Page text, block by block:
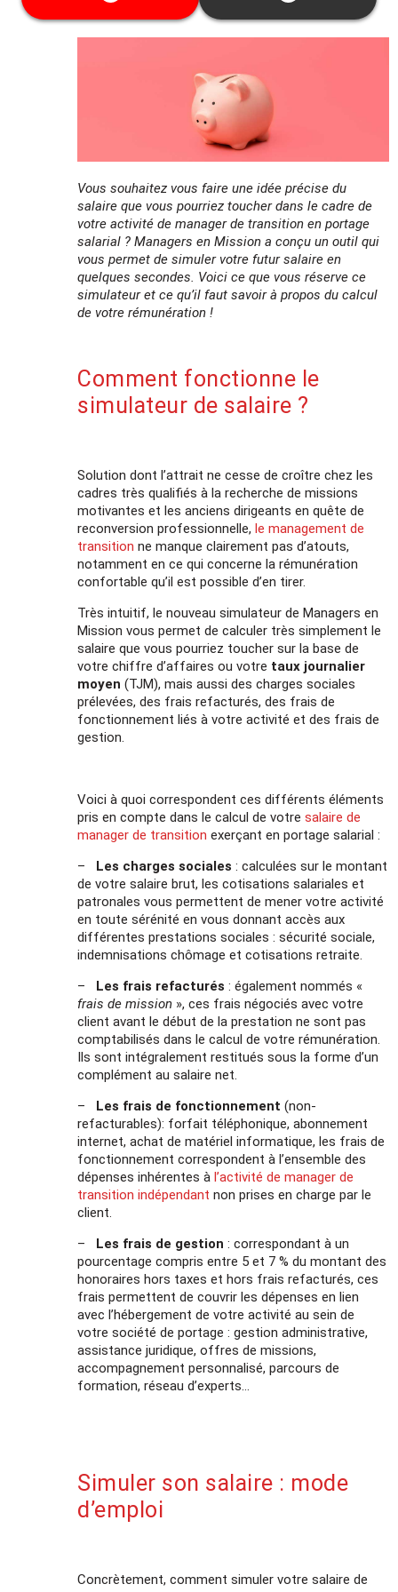
Vous souhaitez vous faire une idée précise du
salaire que vous pourriez toucher dans le cadre de
votre activité de manager de transition en portage
salarial ? Managers en Mission a conçu un outil qui
vous permet de simuler votre futur salaire en
quelques secondes. Voici ce que vous réserve ce
simulateur et ce qu’il faut savoir à propos du calcul
de votre rémunération !
Comment fonctionne le
simulateur de salaire ?
Solution dont l’attrait ne cesse de croître chez les
cadres très qualifiés à la recherche de missions
motivantes et les anciens dirigeants en quête de
reconversion professionnelle,le management de
transition ne manque clairement pas d’atouts,
notamment en ce qui concerne la rémunération
confortable qu’il est possible d’en tirer.
Très intuitif, le nouveau simulateur de Managers en
Mission vous permet de calculer très simplement le
salaire que vous pourriez toucher sur la base de
votre chiffre d’affaires ou votre taux journalier
moyen (TJM), mais aussi des charges sociales
prélevées, des frais refacturés, des frais de
fonctionnement liés à votre activité et des frais de
gestion.
Voici à quoi correspondent ces différents éléments
pris en compte dans le calcul de votresalaire de
manager de transition exerçant en portage salarial :
–
Les charges sociales : calculées sur le montant
de votre salaire brut, les cotisations salariales et
patronales vous permettent de mener votre activité
en toute sérénité en vous donnant accès aux
différentes prestations sociales : sécurité sociale,
indemnisations chômage et cotisations retraite.
–
Les frais refacturés : également nommés «
frais de mission », ces frais négociés avec votre
client avant le début de la prestation ne sont pas
comptabilisés dans le calcul de votre rémunération.
Ils sont intégralement restitués sous la forme d’un
complément au salaire net.
–
Les frais de fonctionnement (non-
refacturables): forfait téléphonique, abonnement
internet, achat de matériel informatique, les frais de
fonctionnement correspondent à l’ensemble des
dépenses inhérentes àl’activité de manager de
transition indépendantnon prises en charge par le
client.
–
Les frais de gestion : correspondant à un
pourcentage compris entre 5 et 7 % du montant des
honoraires hors taxes et hors frais refacturés, ces
frais permettent de couvrir les dépenses en lien
avec l’hébergement de votre activité au sein de
votre société de portage : gestion administrative,
assistance juridique, offres de missions,
accompagnement personnalisé, parcours de
formation, réseau d’experts…
Simuler son salaire : mode
d’emploi
Concrètement, comment simuler votre salaire de
garanties.
Cette date ne vous convient pas ? Découvrez